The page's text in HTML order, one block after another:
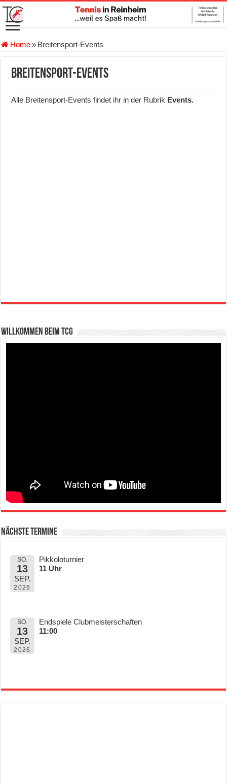
Home» Breitensport-Events
Breitensport-Events
Alle Breitensport-Events findet ihr in der Rubrik Events.
Willkommen beim TCG
Nächste Termine
SO.
13
SEP.
2026
Pikkoloturnier
11 Uhr
SO.
13
SEP.
2026
Endspiele Clubmeisterschaften
11:00